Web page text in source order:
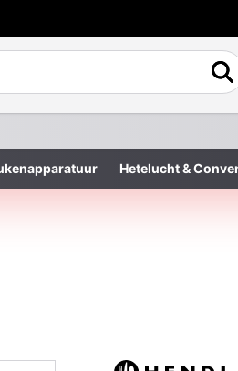
Hetelucht &